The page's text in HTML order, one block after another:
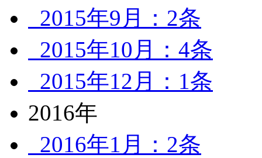
2015年9月：2条
2015年10月：4条
2015年12月：1条
2016年
2016年1月：2条